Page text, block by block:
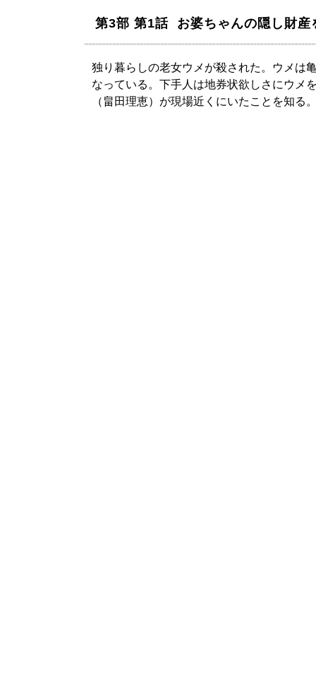
第3部 第1話 お婆ちゃんの隠し財産
独り暮らしの老女ウメが殺された。ウメは
なっている。下手人は地券状欲しさにウメ
（畠田理恵）が現場近くにいたことを知る